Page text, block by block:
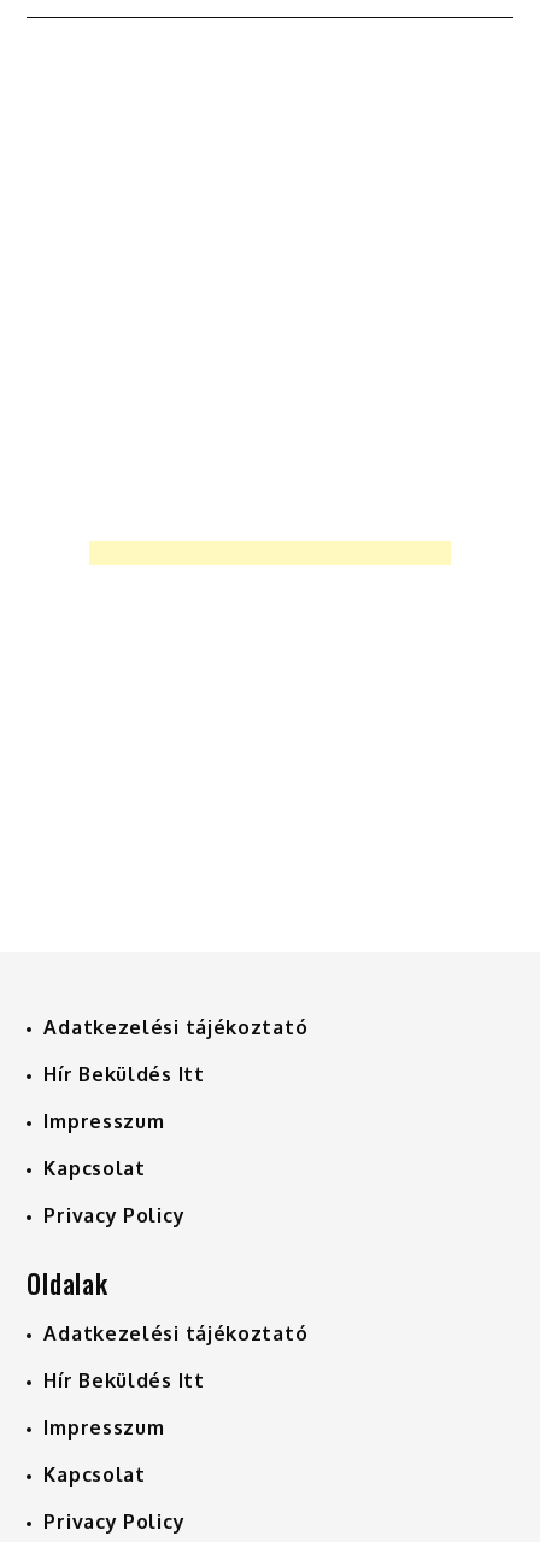
Adatkezelési tájékoztató
Hír Beküldés Itt
Impresszum
Kapcsolat
Privacy Policy
Oldalak
Adatkezelési tájékoztató
Hír Beküldés Itt
Impresszum
Kapcsolat
Privacy Policy